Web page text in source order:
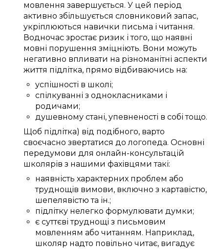
мовлення завершується. У цей період
активно збільшується словниковий запас,
укріплюються навички письма і читання.
Водночас зростає ризик і того, що наявні
мовні порушення зміцніють. Вони можуть
негативно впливати на різноманітні аспекти
життя підлітка, прямо відбиваючись на:
успішності в школі;
спілкуванні з однокласниками і
родичами;
душевному стані, упевненості в собі тощо.
Щоб підлітка) від подібного, варто
своєчасно звертатися дологопеда. Основні
передумови для онлайн-консультацій
школярів з нашими фахівцями такі:
наявність характерних проблем або
труднощів вимови, включно з картавістю,
шепелявістю та ін.;
підлітку нелегко формулювати думки;
є суттєві труднощі з письмовим
мовленням або читанням. Наприклад,
школяр надто повільно читає, вигадує